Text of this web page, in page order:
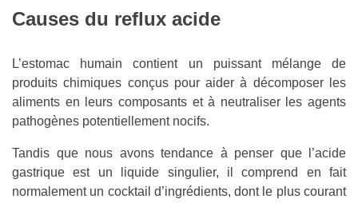
Causes du reflux acide
L’estomac humain contient un puissant mélange de
produits chimiques conçus pour aider à décomposer les
aliments en leurs composants et à neutraliser les agents
pathogènes potentiellement nocifs.
Tandis que nous avons tendance à penser que l’acide
gastrique est un liquide singulier, il comprend en fait
normalement un cocktail d’ingrédients, dont le plus courant